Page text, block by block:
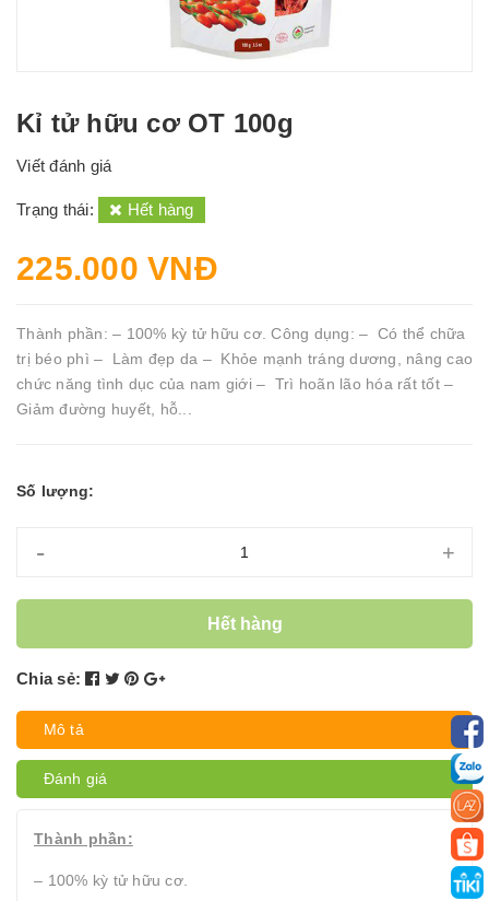
Kỉ tử hữu cơ OT 100g
Viết đánh giá
Trạng thái: Hết hàng
225.000 VNĐ
Thành phần: – 100% kỳ tử hữu cơ. Công dụng: – Có thể chữa
trị béo phì – Làm đẹp da – Khỏe mạnh tráng dương, nâng cao
chức năng tình dục của nam giới – Trì hoãn lão hóa rất tốt –
Giảm đường huyết, hỗ...
Số lượng:
- +
Hết hàng
Chia sẻ:
Mô tả
Đánh giá
Thành phần:
– 100% kỳ tử hữu cơ.